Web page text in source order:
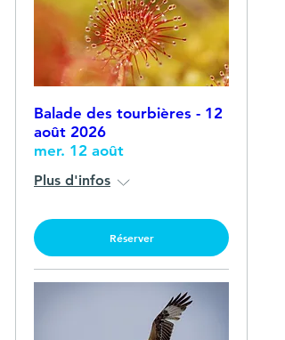
Balade des tourbières - 12
août 2026
mer. 12 août
Plus d'infos
Réserver